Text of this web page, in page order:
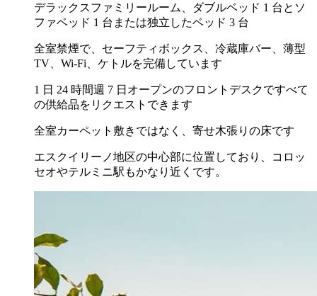
デラックスファミリールーム、ダブルベッド 1 台とソ
ファベッド 1 台または独立したベッド 3 台
全室禁煙で、セーフティボックス、冷蔵庫バー、薄型
TV、Wi-Fi、ケトルを完備しています
1 日 24 時間週 7 日オープンのフロントデスクですべて
の供給品をリクエストできます
全室カーペット敷きではなく、寄せ木張りの床です
エスクイリーノ地区の中心部に位置しており、コロッ
セオやテルミニ駅もかなり近くです。